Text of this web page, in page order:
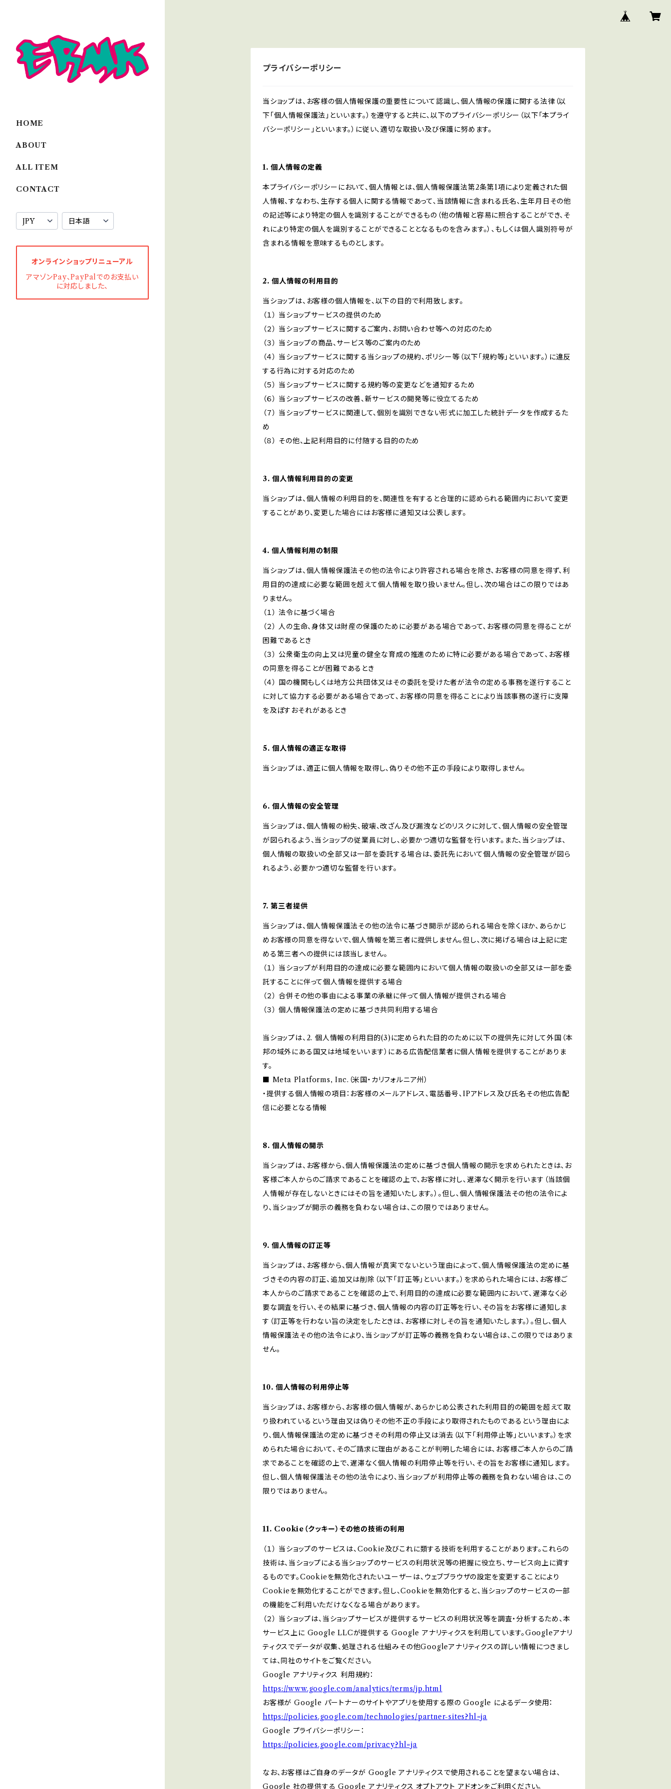
プライバシーポリシー
当ショップは、お客様の個人情報保護の重要性について認識し、個人情報の保護に関する法律（以
下「個人情報保護法」といいます。）を遵守すると共に、以下のプライバシーポリシー（以下「本プライ
バシーポリシー」といいます。）に従い、適切な取扱い及び保護に努めます。
1. 個人情報の定義
本プライバシーポリシーにおいて、個人情報とは、個人情報保護法第2条第1項により定義された個
人情報、すなわち、生存する個人に関する情報であって、当該情報に含まれる氏名、生年月日その他
の記述等により特定の個人を識別することができるもの（他の情報と容易に照合することができ、そ
れにより特定の個人を識別することができることとなるものを含みます。）、もしくは個人識別符号が
含まれる情報を意味するものとします。
2. 個人情報の利用目的
当ショップは、お客様の個人情報を、以下の目的で利用致します。
（１） 当ショップサービスの提供のため
（２） 当ショップサービスに関するご案内、お問い合わせ等への対応のため
（３） 当ショップの商品、サービス等のご案内のため
（４） 当ショップサービスに関する当ショップの規約、ポリシー等（以下「規約等」といいます。）に違反
する行為に対する対応のため
（５） 当ショップサービスに関する規約等の変更などを通知するため
（６） 当ショップサービスの改善、新サービスの開発等に役立てるため
（７） 当ショップサービスに関連して、個別を識別できない形式に加工した統計データを作成するた
め
（８） その他、上記利用目的に付随する目的のため
3. 個人情報利用目的の変更
当ショップは、個人情報の利用目的を、関連性を有すると合理的に認められる範囲内において変更
することがあり、変更した場合にはお客様に通知又は公表します。
4. 個人情報利用の制限
当ショップは、個人情報保護法その他の法令により許容される場合を除き、お客様の同意を得ず、利
用目的の達成に必要な範囲を超えて個人情報を取り扱いません。但し、次の場合はこの限りではあ
りません。
（１） 法令に基づく場合
（２） 人の生命、身体又は財産の保護のために必要がある場合であって、お客様の同意を得ることが
困難であるとき
（３） 公衆衛生の向上又は児童の健全な育成の推進のために特に必要がある場合であって、お客様
の同意を得ることが困難であるとき
（４） 国の機関もしくは地方公共団体又はその委託を受けた者が法令の定める事務を遂行すること
に対して協力する必要がある場合であって、お客様の同意を得ることにより当該事務の遂行に支障
を及ぼすおそれがあるとき
5. 個人情報の適正な取得
当ショップは、適正に個人情報を取得し、偽りその他不正の手段により取得しません。
6. 個人情報の安全管理
当ショップは、個人情報の紛失、破壊、改ざん及び漏洩などのリスクに対して、個人情報の安全管理
が図られるよう、当ショップの従業員に対し、必要かつ適切な監督を行います。また、当ショップは、
個人情報の取扱いの全部又は一部を委託する場合は、委託先において個人情報の安全管理が図ら
れるよう、必要かつ適切な監督を行います。
7. 第三者提供
当ショップは、個人情報保護法その他の法令に基づき開示が認められる場合を除くほか、あらかじ
めお客様の同意を得ないで、個人情報を第三者に提供しません。但し、次に掲げる場合は上記に定
める第三者への提供には該当しません。
（１） 当ショップが利用目的の達成に必要な範囲内において個人情報の取扱いの全部又は一部を委
託することに伴って個人情報を提供する場合
（２） 合併その他の事由による事業の承継に伴って個人情報が提供される場合
（３） 個人情報保護法の定めに基づき共同利用する場合
当ショップは、2. 個人情報の利用目的(3)に定められた目的のために以下の提供先に対して外国（本
邦の域外にある国又は地域をいいます）にある広告配信業者に個人情報を提供することがありま
す。
■ Meta Platforms, Inc.（米国・カリフォルニア州）
・提供する個人情報の項目：お客様のメールアドレス、電話番号、IPアドレス及び氏名その他広告配
信に必要となる情報
8. 個人情報の開示
当ショップは、お客様から、個人情報保護法の定めに基づき個人情報の開示を求められたときは、お
客様ご本人からのご請求であることを確認の上で、お客様に対し、遅滞なく開示を行います（当該個
人情報が存在しないときにはその旨を通知いたします。）。但し、個人情報保護法その他の法令によ
り、当ショップが開示の義務を負わない場合は、この限りではありません。
9. 個人情報の訂正等
当ショップは、お客様から、個人情報が真実でないという理由によって、個人情報保護法の定めに基
づきその内容の訂正、追加又は削除（以下「訂正等」といいます。）を求められた場合には、お客様ご
本人からのご請求であることを確認の上で、利用目的の達成に必要な範囲内において、遅滞なく必
要な調査を行い、その結果に基づき、個人情報の内容の訂正等を行い、その旨をお客様に通知しま
す（訂正等を行わない旨の決定をしたときは、お客様に対しその旨を通知いたします。）。但し、個人
情報保護法その他の法令により、当ショップが訂正等の義務を負わない場合は、この限りではありま
せん。
10. 個人情報の利用停止等
当ショップは、お客様から、お客様の個人情報が、あらかじめ公表された利用目的の範囲を超えて取
り扱われているという理由又は偽りその他不正の手段により取得されたものであるという理由によ
り、個人情報保護法の定めに基づきその利用の停止又は消去（以下「利用停止等」といいます。）を求
められた場合において、そのご請求に理由があることが判明した場合には、お客様ご本人からのご請
求であることを確認の上で、遅滞なく個人情報の利用停止等を行い、その旨をお客様に通知します。
但し、個人情報保護法その他の法令により、当ショップが利用停止等の義務を負わない場合は、この
限りではありません。
11. Cookie（クッキー）その他の技術の利用
（１） 当ショップのサービスは、Cookie及びこれに類する技術を利用することがあります。これらの
技術は、当ショップによる当ショップのサービスの利用状況等の把握に役立ち、サービス向上に資す
るものです。Cookieを無効化されたいユーザーは、ウェブブラウザの設定を変更することにより
Cookieを無効化することができます。但し、Cookieを無効化すると、当ショップのサービスの一部
の機能をご利用いただけなくなる場合があります。
（２） 当ショップは、当ショップサービスが提供するサービスの利用状況等を調査・分析するため、本
サービス上に Google LLCが提供する Google アナリティクスを利用しています。Googleアナリ
ティクスでデータが収集、処理される仕組みその他Googleアナリティクスの詳しい情報につきまし
ては、同社のサイトをご覧ください。
Google アナリティクス 利用規約：
https://www.google.com/analytics/terms/jp.html
お客様が Google パートナーのサイトやアプリを使用する際の Google によるデータ使用：
https://policies.google.com/technologies/partner-sites?hl=ja
Google プライバシーポリシー：
https://policies.google.com/privacy?hl=ja
なお、お客様はご自身のデータが Google アナリティクスで使用されることを望まない場合は、
Google 社の提供する Google アナリティクス オプトアウト アドオンをご利用ください。
HOME
ABOUT
ALL ITEM
CONTACT
オンラインショップリニューアル
アマゾンPay、PayPalでのお支払い
に対応しました、